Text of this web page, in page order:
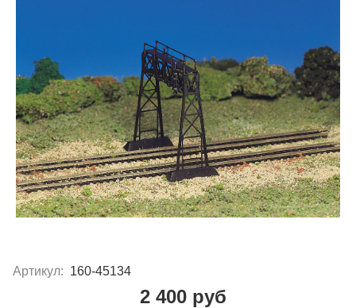
Артикул: 160-45134
2 400 руб